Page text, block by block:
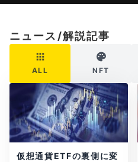
ニュース/解説記事
ALL NFT
仮想通貨ETFの裏側に変